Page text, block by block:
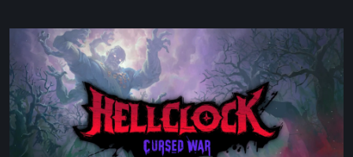
Clock:
Cursed
War
–
recensione: